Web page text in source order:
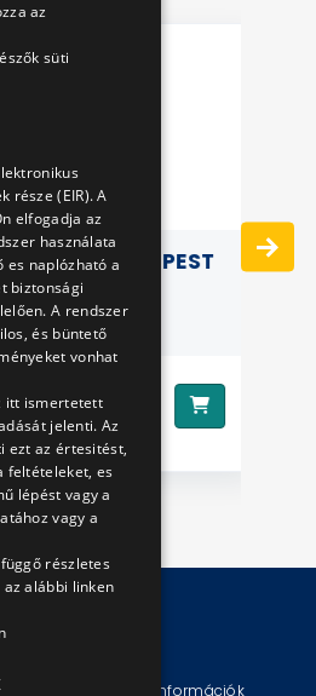
4. - PEST
FÉNYEI
Technikai információk
az
süti
része (EIR). A
elfogadja az
használata
es naplózható a
biztonsági
A rendszer
és büntető
vonhat
itt ismertetett
jelenti. Az
ezt az értesitést,
feltételeket, es
lépést vagy a
vagy a
részletes
alábbi linken